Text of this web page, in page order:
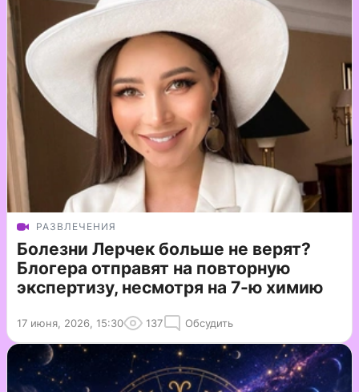
РАЗВЛЕЧЕНИЯ
Болезни Лерчек больше не верят?
Блогера отправят на повторную
экспертизу, несмотря на 7-ю химию
17 июня, 2026, 15:30 137 Обсудить